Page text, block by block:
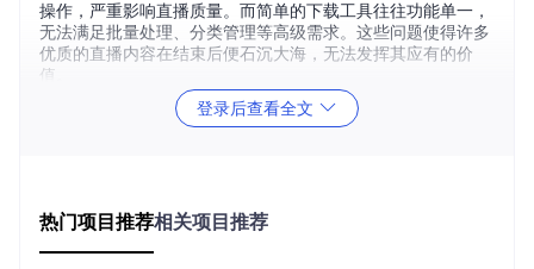
操作，严重影响直播质量。而简单的下载工具往往功能单一，
无法满足批量处理、分类管理等高级需求。这些问题使得许多
优质的直播内容在结束后便石沉大海，无法发挥其应有的价
值。
💡 如何通过技术创新解决直播回放管理难题？
的"直播内容工厂"：
智能门卫（认证模块）
登录后查看全文
热门项目推荐相关项目推荐